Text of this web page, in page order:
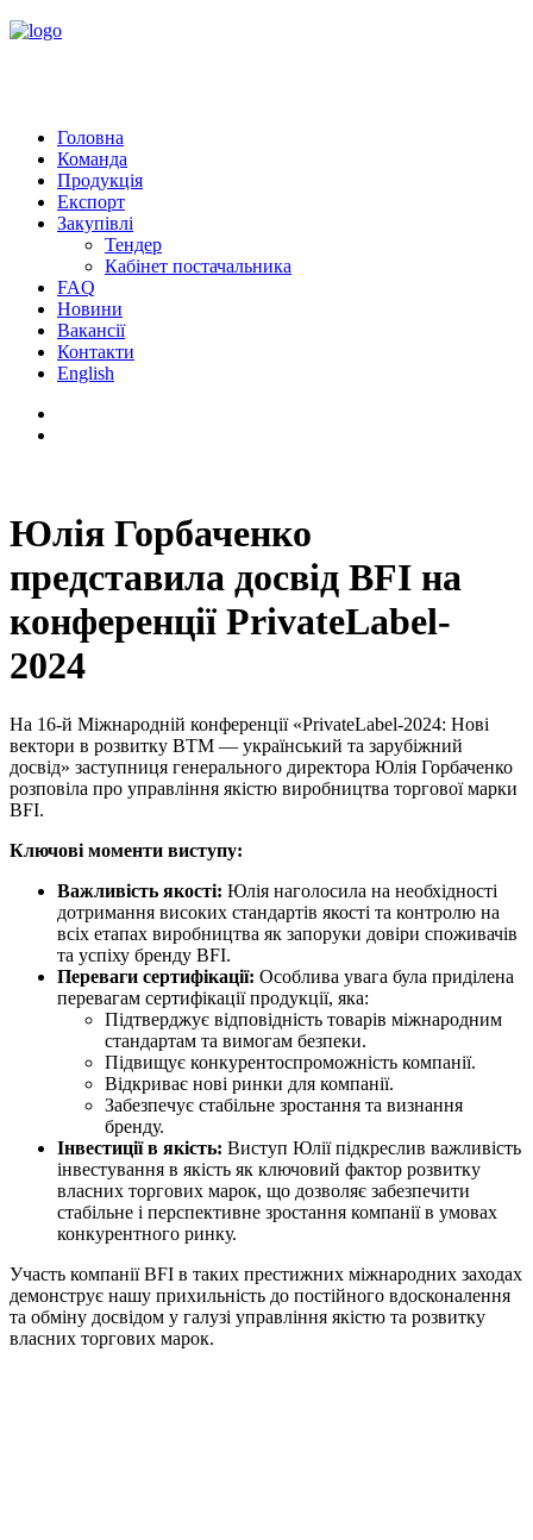
Головна
Команда
Продукція
Експорт
Закупівлі
Тендер
Кабінет постачальника
FAQ
Новини
Вакансії
Контакти
English
Юлія Горбаченко
представила досвід BFI на
конференції PrivateLabel-
2024
На 16-й Міжнародній конференції «PrivateLabel-2024: Нові
вектори в розвитку ВТМ — український та зарубіжний
досвід» заступниця генерального директора Юлія Горбаченко
розповіла про управління якістю виробництва торгової марки
BFI.
Ключові моменти виступу:
Важливість якості: Юлія наголосила на необхідності
дотримання високих стандартів якості та контролю на
всіх етапах виробництва як запоруки довіри споживачів
та успіху бренду BFI.
Переваги сертифікації: Особлива увага була приділена
перевагам сертифікації продукції, яка:
Підтверджує відповідність товарів міжнародним
стандартам та вимогам безпеки.
Підвищує конкурентоспроможність компанії.
Відкриває нові ринки для компанії.
Забезпечує стабільне зростання та визнання
бренду.
Інвестиції в якість: Виступ Юлії підкреслив важливість
інвестування в якість як ключовий фактор розвитку
власних торгових марок, що дозволяє забезпечити
стабільне і перспективне зростання компанії в умовах
конкурентного ринку.
Участь компанії BFI в таких престижних міжнародних заходах
демонструє нашу прихильність до постійного вдосконалення
та обміну досвідом у галузі управління якістю та розвитку
власних торгових марок.